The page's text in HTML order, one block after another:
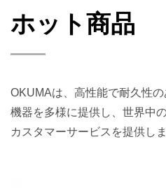
ホット商品
OKUMAは、高性能で耐久性
機器を多様に提供し、世界中
カスタマーサービスを提供しま